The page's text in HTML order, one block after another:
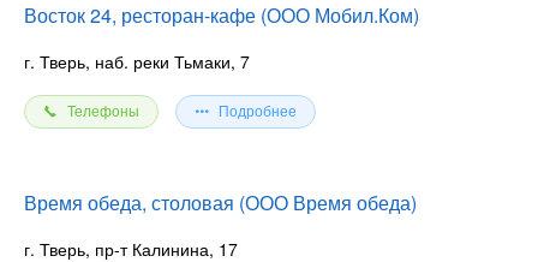
Восток 24, ресторан-кафе (ООО Мобил.Ком)
г. Тверь, наб. реки Тьмаки, 7
Телефоны Подробнее
Время обеда, столовая (ООО Время обеда)
г. Тверь, пр-т Калинина, 17